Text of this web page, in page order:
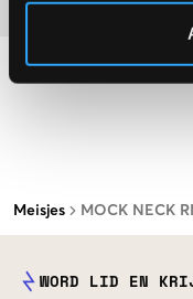
Meisjes MOCK NECK
Materiaal
WORD LID EN